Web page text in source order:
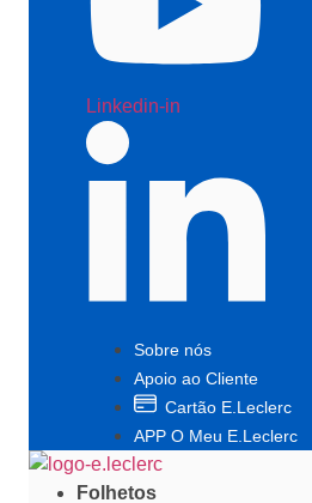
Linkedin-in
Sobre nós
Apoio ao Cliente
Cartão E.Leclerc
APP O Meu E.Leclerc
Folhetos